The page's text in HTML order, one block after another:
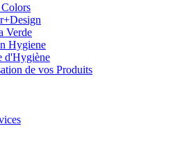
Verde
Hygiene
d'Hygiène
de vos Produits